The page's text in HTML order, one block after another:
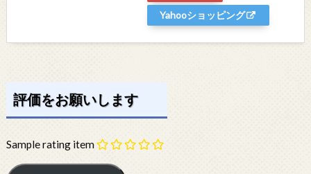
Yahooショッピング
評価をお願いします
Sample rating item